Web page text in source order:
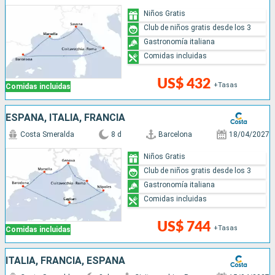
Comidas incluidas US$ 432 +Tasas
Niños Gratis
Club de niños gratis desde los 3
Gastronomía italiana
Comidas incluidas
ESPAÑA, ITALIA, FRANCIA
Comidas incluidas
Costa Smeralda 8 d Barcelona 18/04/2027
US$ 744 +Tasas
Niños Gratis
Club de niños gratis desde los 3
Gastronomía italiana
Comidas incluidas
ITALIA, FRANCIA, ESPAÑA